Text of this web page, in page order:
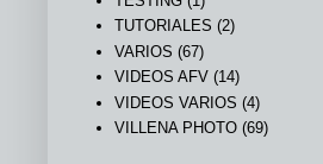
TUTORIALES (2)
VARIOS (67)
VIDEOS AFV (14)
VIDEOS VARIOS (4)
VILLENA PHOTO (69)